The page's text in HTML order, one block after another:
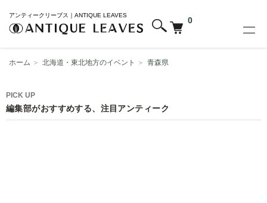
アンティークリーブス｜ANTIQUE LEAVES
0
ホーム ＞ 北海道・東北地方のイベント ＞ 青森県
PICK UP
編集部がおすすめする、注目アンティーク